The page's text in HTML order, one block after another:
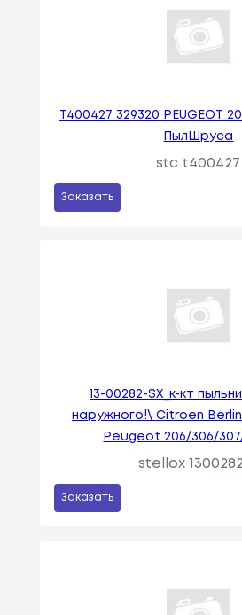
T400427 329320 PEUGEOT
ПылШруса
stc t400427
Заказать
13-00282-SX_к-кт
наружного!\ Citroen
Peugeot 206/306/
stellox
Заказать